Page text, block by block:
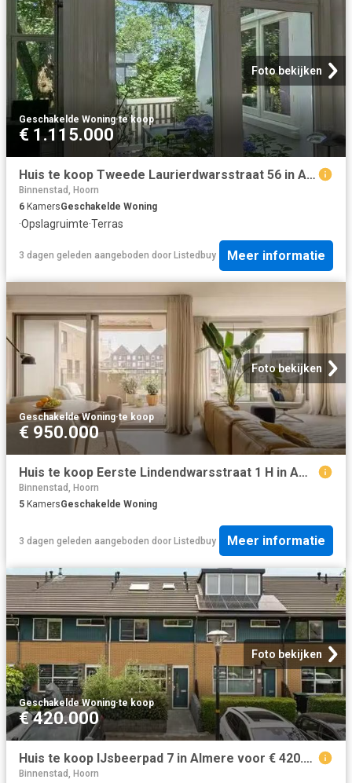
Foto bekijken
Geschakelde Woning·te koop
€ 1.115.000
Huis te koop Tweede Laurierdwarsstraat 56 in Amsterdam voor €.
Binnenstad, Hoorn
6 KamersGeschakelde Woning
·Opslagruimte·Terras
3 dagen geleden aangeboden door Listedbuy Meer informatie
Foto bekijken
Geschakelde Woning·te koop
€ 950.000
Huis te koop Eerste Lindendwarsstraat 1 H in Amsterdam voor €.
Binnenstad, Hoorn
5 KamersGeschakelde Woning
3 dagen geleden aangeboden door Listedbuy Meer informatie
Foto bekijken
Geschakelde Woning·te koop
€ 420.000
Huis te koop IJsbeerpad 7 in Almere voor € 420.000
Binnenstad, Hoorn